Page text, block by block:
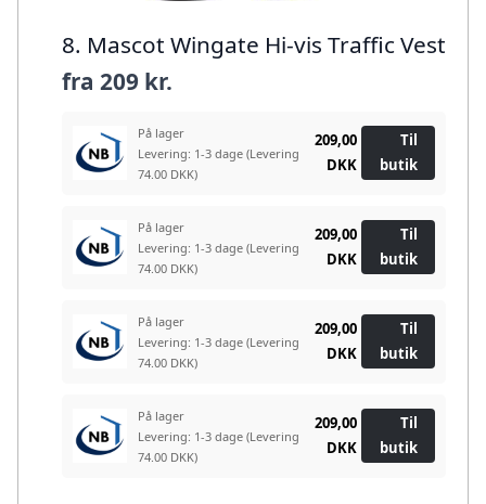
8. Mascot Wingate Hi-vis Traffic Vest
fra 209 kr.
På lager
Levering: 1-3 dage (Levering
74.00 DKK)
209,00
DKK
Til
butik
På lager
Levering: 1-3 dage (Levering
74.00 DKK)
209,00
DKK
Til
butik
På lager
Levering: 1-3 dage (Levering
74.00 DKK)
209,00
DKK
Til
butik
På lager
Levering: 1-3 dage (Levering
74.00 DKK)
209,00
DKK
Til
butik